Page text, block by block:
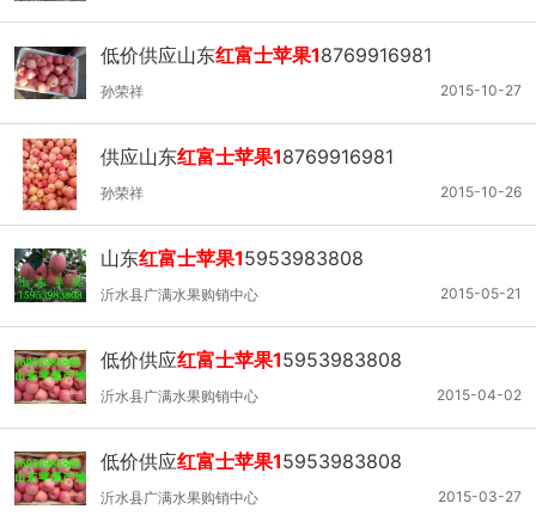
低价供应山东红富士苹果18769916981
2015-10-27
孙荣祥
供应山东红富士苹果18769916981
2015-10-26
孙荣祥
山东红富士苹果15953983808
2015-05-21
沂水县广满水果购销中心
低价供应红富士苹果15953983808
2015-04-02
沂水县广满水果购销中心
低价供应红富士苹果15953983808
2015-03-27
沂水县广满水果购销中心